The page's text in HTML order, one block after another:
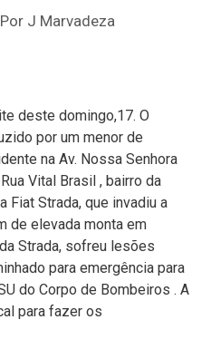
Por J Marvadeza
deste domingo,17. O
por um menor de
na Av. Nossa Senhora
Vital Brasil , bairro da
Fiat Strada, que invadiu a
de elevada monta em
Strada, sofreu lesões
para emergência para
do Corpo de Bombeiros . A
para fazer os